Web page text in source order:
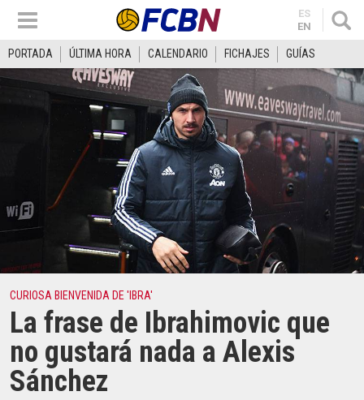
ES
EN
PORTADA ÚLTIMA HORA CALENDARIO FICHAJES GUÍAS
CURIOSA BIENVENIDA DE 'IBRA'
La frase de Ibrahimovic que
no gustará nada a Alexis
Sánchez